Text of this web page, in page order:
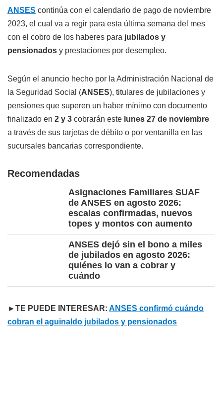
ANSES continúa con el calendario de pago de noviembre
2023, el cual va a regir para esta última semana del mes
con el cobro de los haberes para jubilados y
pensionados y prestaciones por desempleo.
Según el anuncio hecho por la Administración Nacional de
la Seguridad Social (ANSES), titulares de jubilaciones y
pensiones que superen un haber mínimo con documento
finalizado en 2 y 3 cobrarán este lunes 27 de noviembre
a través de sus tarjetas de débito o por ventanilla en las
sucursales bancarias correspondiente.
Recomendadas
Asignaciones Familiares SUAF
de ANSES en agosto 2026:
escalas confirmadas, nuevos
topes y montos con aumento
ANSES dejó sin el bono a miles
de jubilados en agosto 2026:
quiénes lo van a cobrar y
cuándo
►TE PUEDE INTERESAR: ANSES confirmó cuándo
cobran el aguinaldo jubilados y pensionados